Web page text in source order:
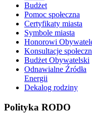
Budżet
Pomoc społeczna
Certyfikaty miasta
Symbole miasta
Honorowi
Konsultacje
Budżet Obywatelski
Odnawialne Źródła
Energii
Dekalog rodziny
Polityka RODO